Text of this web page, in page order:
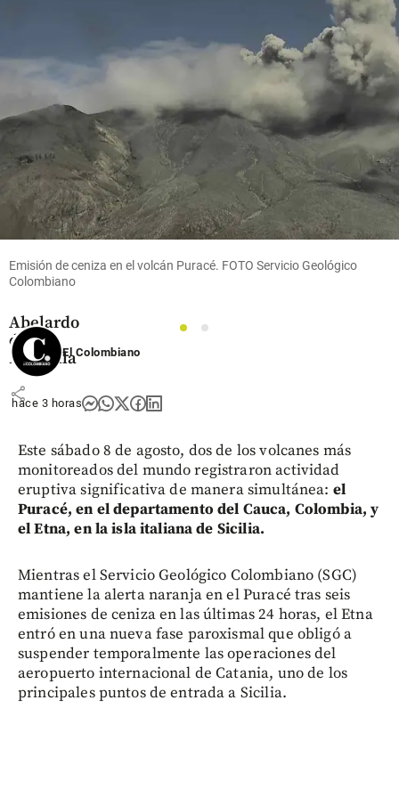
¡Pilas!
Estas son
las
ciudades
donde
seca por
posesión
Abelardo
de la
Espriella
share
Emisión de ceniza en el volcán Puracé. FOTO Servicio Geológico
Colombiano
1
2
El Colombiano
hace 3 horas
Este sábado 8 de agosto, dos de los volcanes más
monitoreados del mundo registraron actividad
eruptiva significativa de manera simultánea: el
Puracé, en el departamento del Cauca, Colombia, y
el Etna, en la isla italiana de Sicilia.
Mientras el Servicio Geológico Colombiano (SGC)
mantiene la alerta naranja en el Puracé tras seis
emisiones de ceniza en las últimas 24 horas, el Etna
entró en una nueva fase paroxismal que obligó a
suspender temporalmente las operaciones del
aeropuerto internacional de Catania, uno de los
principales puntos de entrada a Sicilia.